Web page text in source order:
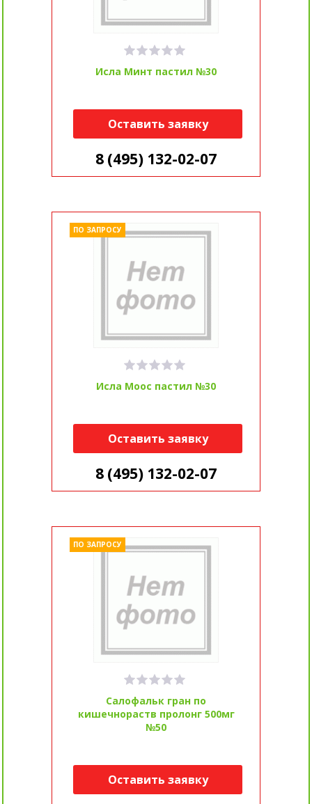
Исла Минт пастил №30
Оставить заявку
8 (495) 132-02-07
Исла Моос пастил №30
ПО ЗАПРОСУ
Оставить заявку
8 (495) 132-02-07
Салофальк гран по
кишечнораств пролонг 500мг
№50
ПО ЗАПРОСУ
Оставить заявку